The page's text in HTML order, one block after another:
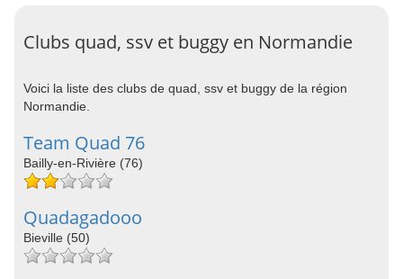
Clubs quad, ssv et buggy en Normandie
Voici la liste des clubs de quad, ssv et buggy de la région
Normandie.
Team Quad 76
Bailly-en-Rivière (76)
Quadagadooo
Bieville (50)